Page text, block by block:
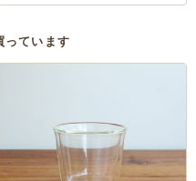
っています